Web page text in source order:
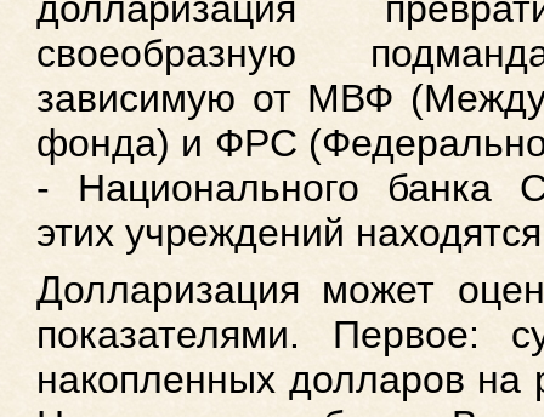
своеобразную
зависимую от МВФ
фонда) и ФРС
- Национального банка
этих учреждений
Долларизация может
показателями. Первое:
накопленных долларов на